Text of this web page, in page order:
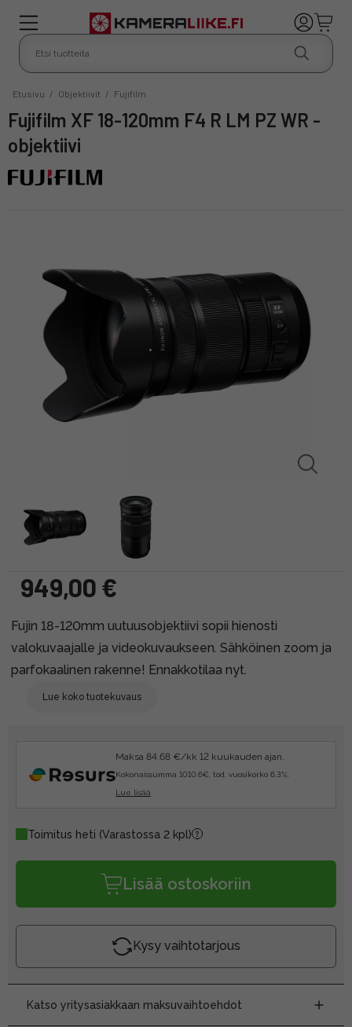
Etusivu / Objektiivit / Fujifilm
Fujifilm XF 18-120mm F4 R LM PZ WR -
objektiivi
949,00 €
Fujin 18-120mm uutuusobjektiivi sopii hienosti
valokuvaajalle ja videokuvaukseen. Sähköinen zoom ja
parfokaalinen rakenne! Ennakkotilaa nyt.
Lue koko tuotekuvaus
Maksa 84.68 €/kk 12 kuukauden ajan.
Kokonaissumma 1010.6€, tod. vuosikorko 6.3%.
Lue lisää
Toimitus heti (Varastossa 2 kpl)
Lisää ostoskoriin
Kysy vaihtotarjous
Katso yritysasiakkaan maksuvaihtoehdot